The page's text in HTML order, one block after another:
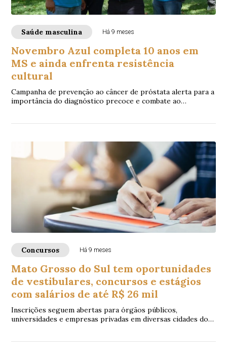
Saúde masculina Há 9 meses
Novembro Azul completa 10 anos em
MS e ainda enfrenta resistência
cultural
Campanha de prevenção ao câncer de próstata alerta para a
importância do diagnóstico precoce e combate ao
Concursos Há 9 meses
Mato Grosso do Sul tem oportunidades
de vestibulares, concursos e estágios
com salários de até R$ 26 mil
Inscrições seguem abertas para órgãos públicos,
universidades e empresas privadas em diversas cidades do